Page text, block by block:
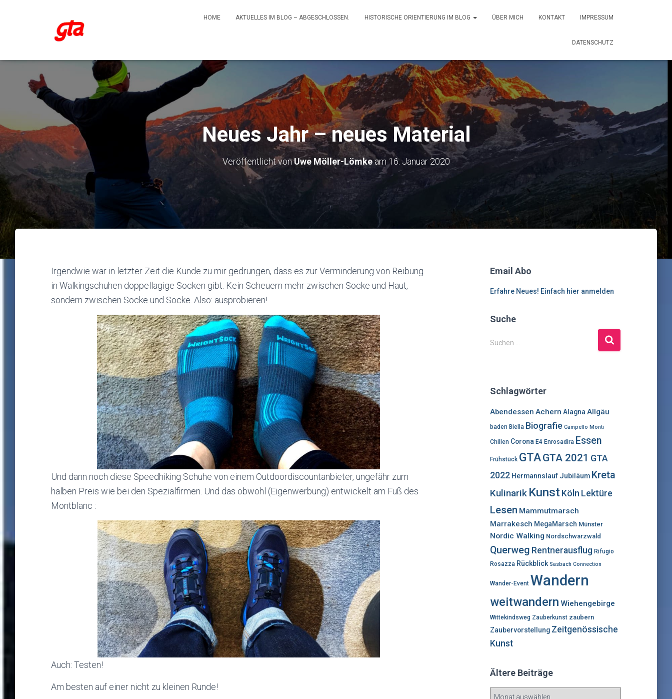
HOME AKTUELLES IM BLOG – ABGESCHLOSSEN. HISTORISCHE ORIENTIERUNG IM BLOG ÜBER MICH KONTAKT IMPRESSUM
DATENSCHUTZ
Neues Jahr – neues Material
Veröffentlicht vonUwe Möller-Lömkeam 16. Januar 2020
Irgendwie war in letzter Zeit die Kunde zu mir gedrungen, dass es zur Verminderung von Reibung
in Walkingschuhen doppellagige Socken gibt. Kein Scheuern mehr zwischen Socke und Haut,
sondern zwischen Socke und Socke. Also: ausprobieren!
Und dann noch diese Speedhiking Schuhe von einem Outdoordiscountanbieter, ungefähr zum
halben Preis wie bei den Spezialfirmen. Und das obwohl (Eigenwerbung) entwickelt am Fuß des
Montblanc :
Auch: Testen!
Am besten auf einer nicht zu kleinen Runde!
Email Abo
Erfahre Neues! Einfach hier anmelden
Suche
S
u
n
a
c
h
Suchen …
Schlagwörter
Abendessen Achern Alagna Allgäu
baden Biella Biografie Campello Monti
Chillen Corona E4 Enrosadira Essen
Frühstück GTAGTA 2021 GTA
2022 Hermannslauf Jubiläum Kreta
Kulinarik Kunst Köln Lektüre
Lesen Mammutmarsch
Marrakesch MegaMarsch Münster
Nordic Walking Nordschwarzwald
Querweg Rentnerausflug Rifugio
Rosazza Rückblick Sasbach Connection
Wander-Event Wandern
weitwandern Wiehengebirge
Wittekindsweg Zauberkunst zaubern
Zaubervorstellung Zeitgenössische
Kunst
Ältere Beiträge